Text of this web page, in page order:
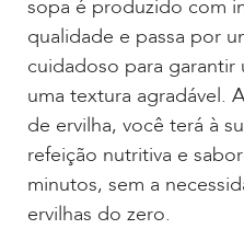
sopa é produzido com
qualidade e passa por
cuidadoso para
uma textura agradável.
de ervilha, você terá à
refeição nutritiva e
minutos, sem a
ervilhas do zero.